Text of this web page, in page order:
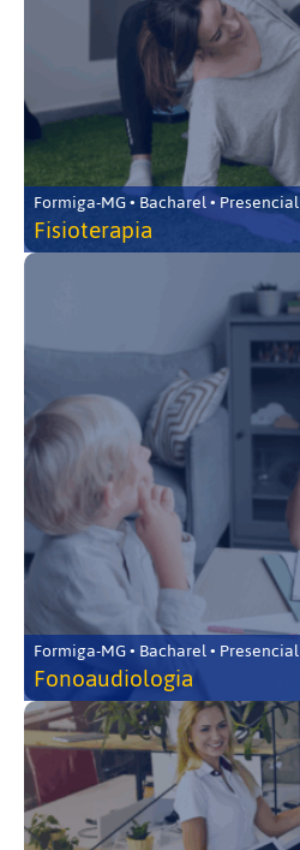
Formiga-MG • Bacharel • Presencial
Fisioterapia
Formiga-MG • Bacharel • Presencial
Fonoaudiologia